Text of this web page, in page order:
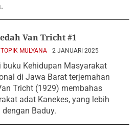
Van Tricht #1
TOPIK MULYANA 2 JANUARI 2025
buku Kehidupan Masyarakat
di Jawa Barat terjemahan
Tricht (1929) membahas
adat Kanekes, yang lebih
Baduy.